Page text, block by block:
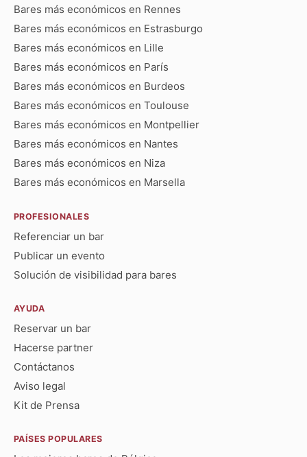
Bares más económicos en Rennes
Bares más económicos en Estrasburgo
Bares más económicos en Lille
Bares más económicos en París
Bares más económicos en Burdeos
Bares más económicos en Toulouse
Bares más económicos en Montpellier
Bares más económicos en Nantes
Bares más económicos en Niza
Bares más económicos en Marsella
PROFESIONALES
Referenciar un bar
Publicar un evento
Solución de visibilidad para bares
AYUDA
Reservar un bar
Hacerse partner
Contáctanos
Aviso legal
Kit de Prensa
PAÍSES POPULARES